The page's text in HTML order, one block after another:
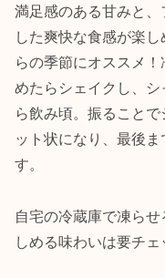
満足感のある甘みと
した爽快な食感が楽
らの季節にオススメ
めたらシェイクし、
ら飲み頃。振ること
ット状になり、最後
す。
自宅の冷蔵庫で凍ら
しめる味わいは要チェ